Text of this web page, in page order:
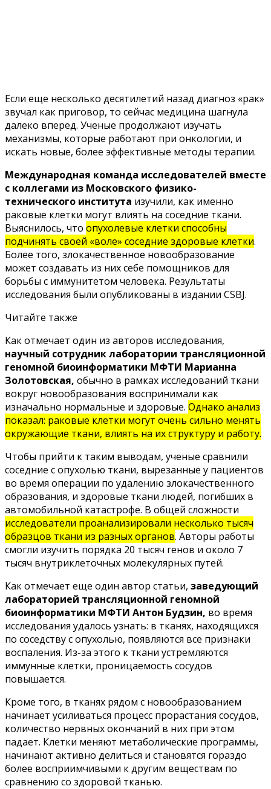
Если еще несколько десятилетий назад диагноз «рак»
звучал как приговор, то сейчас медицина шагнула
далеко вперед. Ученые продолжают изучать
механизмы, которые работают при онкологии, и
искать новые, более эффективные методы терапии.
Международная команда исследователей вместе
с коллегами из Московского физико-
технического института изучили, как именно
раковые клетки могут влиять на соседние ткани.
Выяснилось, что опухолевые клетки способны
подчинять своей «воле» соседние здоровые клетки.
Более того, злокачественное новообразование
может создавать из них себе помощников для
борьбы с иммунитетом человека. Результаты
исследования были опубликованы в издании CSBJ.
Читайте также
Как отмечает один из авторов исследования,
научный сотрудник лаборатории трансляционной
геномной биоинформатики МФТИ Марианна
Золотовская, обычно в рамках исследований ткани
вокруг новообразования воспринимали как
изначально нормальные и здоровые. Однако анализ
показал: раковые клетки могут очень сильно менять
окружающие ткани, влиять на их структуру и работу.
Чтобы прийти к таким выводам, ученые сравнили
соседние с опухолью ткани, вырезанные у пациентов
во время операции по удалению злокачественного
образования, и здоровые ткани людей, погибших в
автомобильной катастрофе. В общей сложности
исследователи проанализировали несколько тысяч
образцов ткани из разных органов. Авторы работы
смогли изучить порядка 20 тысяч генов и около 7
тысяч внутриклеточных молекулярных путей.
Как отмечает еще один автор статьи, заведующий
лабораторией трансляционной геномной
биоинформатики МФТИ Антон Будзин, во время
исследования удалось узнать: в тканях, находящихся
по соседству с опухолью, появляются все признаки
воспаления. Из-за этого к ткани устремляются
иммунные клетки, проницаемость сосудов
повышается.
Кроме того, в тканях рядом с новообразованием
начинает усиливаться процесс прорастания сосудов,
количество нервных окончаний в них при этом
падает. Клетки меняют метаболические программы,
начинают активно делиться и становятся гораздо
более восприимчивыми к другим веществам по
сравнению со здоровой тканью.